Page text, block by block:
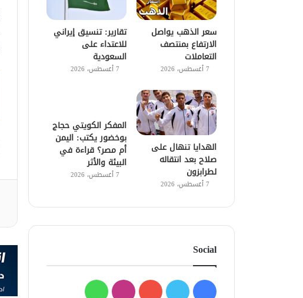
سعر الذهب يواصل
الارتفاع بمنتصف
التعاملات
7 أغسطس، 2026
تقارير: تنسيق إيراني
للاعتداء على
السعودية
7 أغسطس، 2026
الهدايا تنهال على
صلاح بعد انتقاله
لطرابزون
7 أغسطس، 2026
المفكر الكويتي حجاج
بوخضور يكتب: اليمن
أم مصر؟ قراءة في
البيئة والأثر
7 أغسطس، 2026
Social
فيسبوك
تويتر يوتيوبانستقرامواتساب